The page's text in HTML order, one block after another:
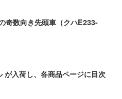
奇数向き先頭車（クハE233-
が入荷し、各商品ページに目次